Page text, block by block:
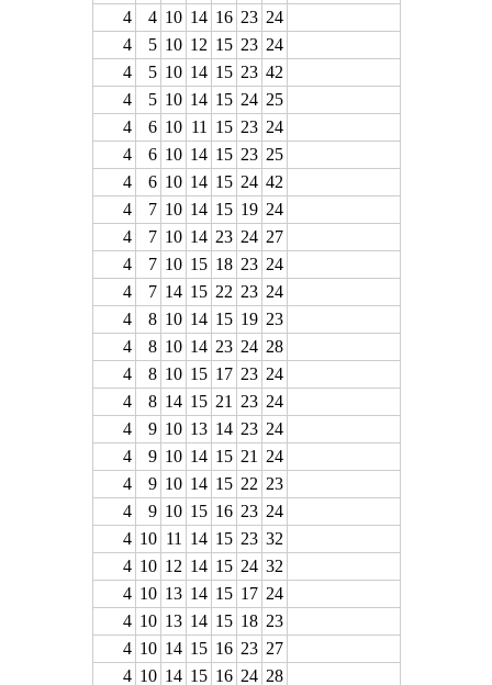
4
4 10 14 16 23 24
4
5 10 12 15 23 24
4
5 10 14 15 23 42
4
5 10 14 15 24 25
4
6 10 11 15 23 24
4
6 10 14 15 23 25
4
6 10 14 15 24 42
4
7 10 14 15 19 24
4
7 10 14 23 24 27
4
7 10 15 18 23 24
4
7 14 15 22 23 24
4
8 10 14 15 19 23
4
8 10 14 23 24 28
4
8 10 15 17 23 24
4
8 14 15 21 23 24
4
9 10 13 14 23 24
4
9 10 14 15 21
24
4
9 10 14 15 22 23
4
9 10 15 16 23 24
4 10 11 14 15 23 32
4 10 12 14 15 24 32
4 10 13 14 15 17 24
4 10 13 14 15 18 23
4 10 14 15 16 23 27
4 10 14 15 16 24 28